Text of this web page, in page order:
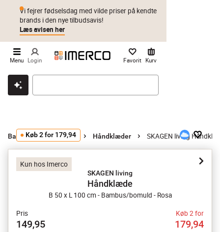
Klik & hent Byt i 1 år Prismatch
Vi fejrer fødselsdag med vilde priser på kendte
brands i den nye tilbudsavis!
Læs avisen her
Menu Login Favorit Kurv
Badeværelsestilbehør Håndklæder SKAGEN living
Kun hos Imerco
Køb 2 for 179,94
SKAGEN living
Håndklæde
B 50 x L 100 cm - Bambus/bomuld - Rosa
Pris
149,95
Køb 2 for
179,94